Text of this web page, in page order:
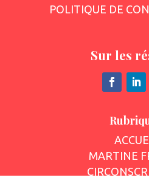
POLITIQUE DE
Sur les
MARTINE